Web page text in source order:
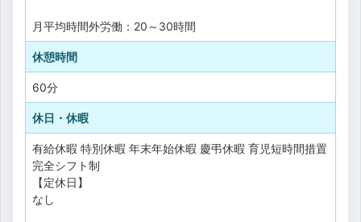
月平均時間外労働：20～30時間
休憩時間
60分
休日・休暇
有給休暇 特別休暇 年末年始休暇 慶弔休暇 育児短時間措置
完全シフト制
【定休日】
なし